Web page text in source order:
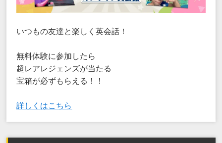
いつもの友達と楽しく英会話！
無料体験に参加したら
超レアレジェンズが当たる
宝箱が必ずもらえる！！
詳しくはこちら